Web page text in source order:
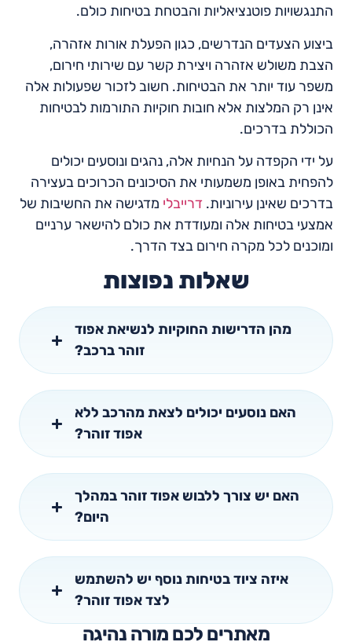
התנגשויות פוטנציאליות והבטחת בטיחות כולם.
ביצוע הצעדים הנדרשים, כגון הפעלת אורות אזהרה,
הצבת משולש אזהרה ויצירת קשר עם שירותי חירום,
משפר עוד יותר את הבטיחות. חשוב לזכור שפעולות אלה
אינן רק המלצות אלא חובות חוקיות התורמות לבטיחות
הכוללת בדרכים.
על ידי הקפדה על הנחיות אלה, נהגים ונוסעים יכולים
להפחית באופן משמעותי את הסיכונים הכרוכים בעצירה
בדרכים שאינן עירוניות. דרייבלי מדגישה את החשיבות של
אמצעי בטיחות אלה ומעודדת את כולם להישאר ערניים
ומוכנים לכל מקרה חירום בצד הדרך.
שאלות נפוצות
מהן הדרישות החוקיות לנשיאת אפוד
זוהר ברכב?
האם נוסעים יכולים לצאת מהרכב ללא
אפוד זוהר?
האם יש צורך ללבוש אפוד זוהר במהלך
היום?
איזה ציוד בטיחות נוסף יש להשתמש
לצד אפוד זוהר?
מאתרים לכם מורה נהיגה